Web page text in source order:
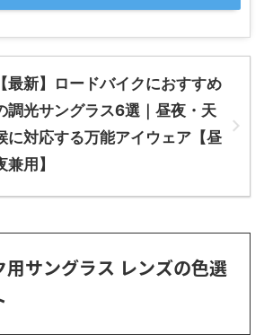
【最新】ロードバイクにおすすめ
調光サングラス6選｜昼夜・天
に対応する万能アイウェア【昼
兼用】
用サングラス レンズの色選